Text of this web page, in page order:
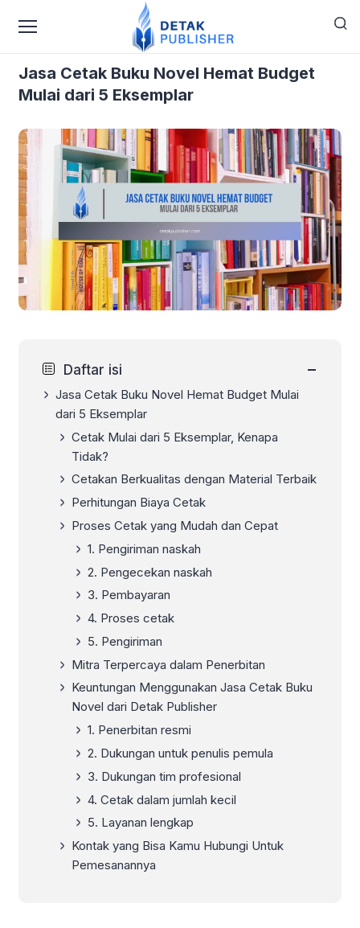
Jasa Cetak Buku Novel Hemat Budget
Jasa Cetak Buku Novel Hemat Budget
Mulai dari 5 Eksemplar
Daftar isi −
Jasa Cetak Buku Novel Hemat Budget Mulai
dari 5 Eksemplar
Cetak Mulai dari 5 Eksemplar, Kenapa
Tidak?
Cetakan Berkualitas dengan Material Terbaik
Perhitungan Biaya Cetak
Proses Cetak yang Mudah dan Cepat
1. Pengiriman naskah
2. Pengecekan naskah
3. Pembayaran
4. Proses cetak
5. Pengiriman
Mitra Terpercaya dalam Penerbitan
Keuntungan Menggunakan Jasa Cetak Buku
Novel dari Detak Publisher
1. Penerbitan resmi
2. Dukungan untuk penulis pemula
3. Dukungan tim profesional
4. Cetak dalam jumlah kecil
5. Layanan lengkap
Kontak yang Bisa Kamu Hubungi Untuk
Pemesanannya